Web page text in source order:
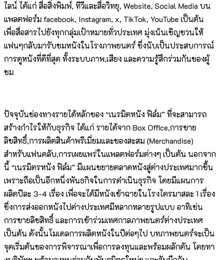
ไลน์ ได้แก่ สื่อสิ่งพิมพ์, ทีวีและสื่อวิทยุ, Website, Social Media บน
แพลตฟอร์ม facebook, Instagram, x, TikTok, YouTube เป็นต้น
เพื่อสื่อสารไปยังทุกกลุ่มเป้าหมายทั่วประเทศ มุ่งเน้นเชิญชวนให้
แฟนๆกลับมารับชมหนังในโรงภาพยนตร์ ซึ่งนับเป็นประสบการณ์
การดูหนังที่ดีที่สุด ทั้งระบบภาพ,เสียง และความรู้สึกร่วมกันของผู้
ชม
ปัจจุบันช่องทางรายได้หลักของ “เนรมิตหนัง ฟิล์ม” ที่จะสามารถ
สร้างกำไรให้กับธุรกิจ ได้แก่ รายได้จาก Box Office,การขาย
ลิขสิทธิ์,การผลิตสินค้าพรีเมี่ยมและของสะสม (Merchandise)
สำหรับแฟนคลับ,การเผยแพร่ในแพลตฟอร์มต่างๆ เป็นต้น นอกจาก
นี้ “เนรมิตรหนัง ฟิล์ม” มีแผนขยายตลาดหนังสู่ต่างประเทศมากขึ้น
เพราะถือเป็นอีกหนึ่งพันธกิจในการดำเนินธุรกิจ โดยมีแผนการ
ผลิตปีละ 3-4 เรื่อง เพื่อจะได้มีหนังเข้าฉายในโรงไตรมาสละ 1 เรื่อง
ซึ่งการส่งออกหนังไปต่างประเทศมีหลากหลายรูปแบบ อาทิเช่น
การขายลิขสิทธิ์ และการเข้าร่วมเทศกาลภาพยนตร์ต่างประเทศ
เป็นต้น ดังนั้นโมเดลการผลิตหนังในปีต่อๆไป บทภาพยนตร์จะเป็น
จุดเริ่มต้นของการพิจารณาเพื่อการลงทุนและพร้อมผลักดัน โดยทา